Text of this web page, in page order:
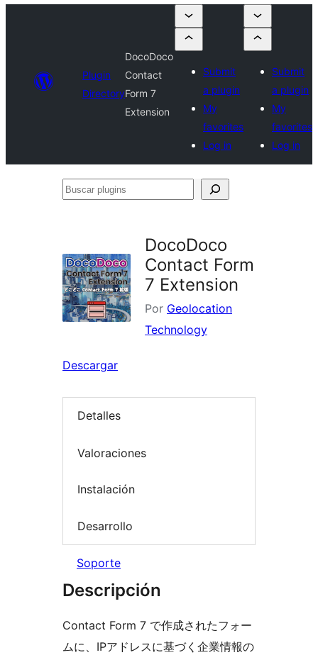
Plugin
Directory
DocoDoco
Contact
Form 7
Extension
Submit
a plugin
My
favorites
Log in
Submit
a plugin
My
favorites
Log in
Buscar
DocoDoco
Contact Form
7 Extension
Por Geolocation
Technology
Descargar
Detalles
Valoraciones
Instalación
Desarrollo
Soporte
Descripción
Contact Form 7 で作成されたフォー
ムに、IPアドレスに基づく企業情報の